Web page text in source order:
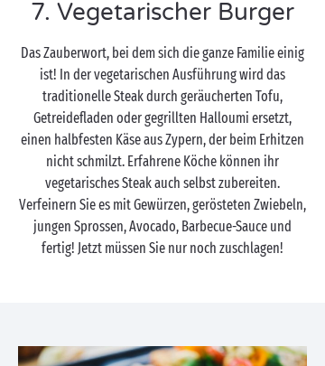
7. Vegetarischer Burger
Das Zauberwort, bei dem sich die ganze Familie einig
ist! In der vegetarischen Ausführung wird das
traditionelle Steak durch geräucherten Tofu,
Getreidefladen oder gegrillten Halloumi ersetzt,
einen halbfesten Käse aus Zypern, der beim Erhitzen
nicht schmilzt. Erfahrene Köche können ihr
vegetarisches Steak auch selbst zubereiten.
Verfeinern Sie es mit Gewürzen, gerösteten Zwiebeln,
jungen Sprossen, Avocado, Barbecue-Sauce und
fertig! Jetzt müssen Sie nur noch zuschlagen!